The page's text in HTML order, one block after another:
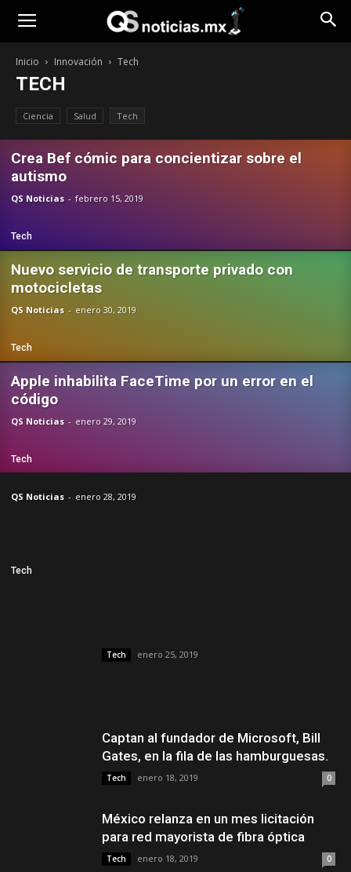
Inicio Innovación Tech
TECH
Ciencia Salud Tech
Tech
Crea Bef cómic para concientizar sobre el
autismo
QS Noticias - febrero 15, 2019
Tech
Nuevo servicio de transporte privado con
motocicletas
QS Noticias - enero 30, 2019
Tech
Apple inhabilita FaceTime por un error en el
código
QS Noticias - enero 29, 2019
Tech
QS Noticias - enero 28, 2019
Tech enero 25, 2019
Captan al fundador de Microsoft, Bill
Gates, en la fila de las hamburguesas.
Tech enero 18, 2019 0
México relanza en un mes licitación
para red mayorista de fibra óptica
Tech enero 18, 2019 0